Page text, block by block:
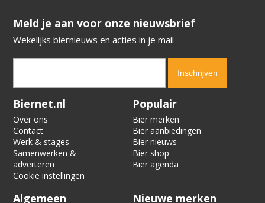
​​​​​​​Meld je aan voor onze nieuwsbrief
Wekelijks biernieuws en acties in je mail
Verification code:
Biernet.nl
Over ons
Contact
Werk & stages
Samenwerken &
adverteren
Cookie instellingen
Populair
Bier merken
Bier aanbiedingen
Bier nieuws
Bier shop
Bier agenda
Algemeen Nieuwe merken